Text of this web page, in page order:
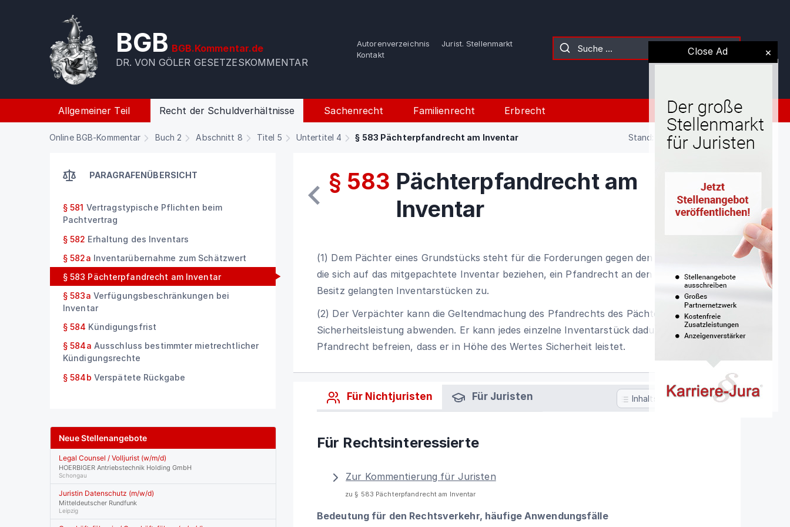
BGB BGB.Kommentar.de
DR. VON GÖLER GESETZESKOMMENTAR
Autorenverzeichnis
Jurist. Stellenmarkt
Kontakt
Allgemeiner Teil Recht der Schuldverhältnisse Sachenrecht Familienrecht Erbrecht
Online BGB-Kommentar Buch 2 Abschnitt 8 Titel 5 Untertitel 4 § 583 Pächterpfandrecht am Inventar Stand: 02.08.2026 (Gesetz)
Close Ad
PARAGRAFENÜBERSICHT
§ 581 Vertragstypische Pflichten beim
Pachtvertrag
§ 582 Erhaltung des Inventars
§ 582a Inventarübernahme zum Schätzwert
§ 583 Pächterpfandrecht am Inventar
§ 583a Verfügungsbeschränkungen bei
Inventar
§ 584 Kündigungsfrist
§ 584a Ausschluss bestimmter mietrechtlicher
Kündigungsrechte
§ 584b Verspätete Rückgabe
§ 583 Pächterpfandrecht am
Inventar
(1) Dem Pächter eines Grundstücks steht für die Forderungen gegen den Verpächter,
die sich auf das mitgepachtete Inventar beziehen, ein Pfandrecht an den in seinen
Besitz gelangten Inventarstücken zu.
(2) Der Verpächter kann die Geltendmachung des Pfandrechts des Pächters durch
Sicherheitsleistung abwenden. Er kann jedes einzelne Inventarstück dadurch von dem
Pfandrecht befreien, dass er in Höhe des Wertes Sicherheit leistet.
Für Nichtjuristen Für Juristen Inhaltsverzeichnis
Für Rechtsinteressierte
Zur Kommentierung für Juristen
zu § 583 Pächterpfandrecht am Inventar
Bedeutung für den Rechtsverkehr, häufige Anwendungsfälle